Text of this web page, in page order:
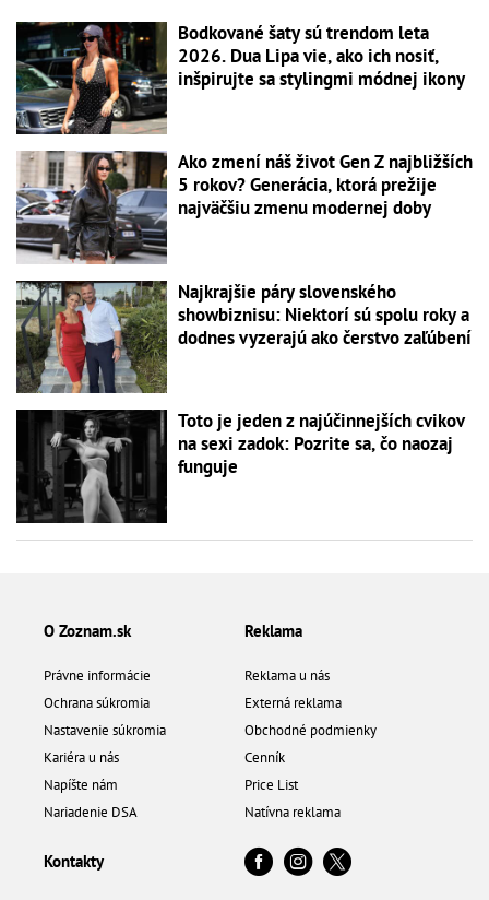
Bodkované šaty sú trendom leta
2026. Dua Lipa vie, ako ich nosiť,
inšpirujte sa stylingmi módnej ikony
Ako zmení náš život Gen Z najbližších
5 rokov? Generácia, ktorá prežije
najväčšiu zmenu modernej doby
Najkrajšie páry slovenského
showbiznisu: Niektorí sú spolu roky a
dodnes vyzerajú ako čerstvo zaľúbení
Toto je jeden z najúčinnejších cvikov
na sexi zadok: Pozrite sa, čo naozaj
funguje
O Zoznam.sk
Právne informácie
Ochrana súkromia
Nastavenie súkromia
Kariéra u nás
Napíšte nám
Nariadenie DSA
Reklama
Reklama u nás
Externá reklama
Obchodné podmienky
Cenník
Price List
Natívna reklama
Kontakty